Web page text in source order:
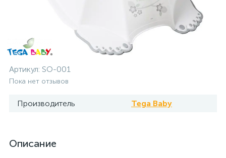
Артикул: SO-001
Пока нет отзывов
Производитель Tega Baby
Описание